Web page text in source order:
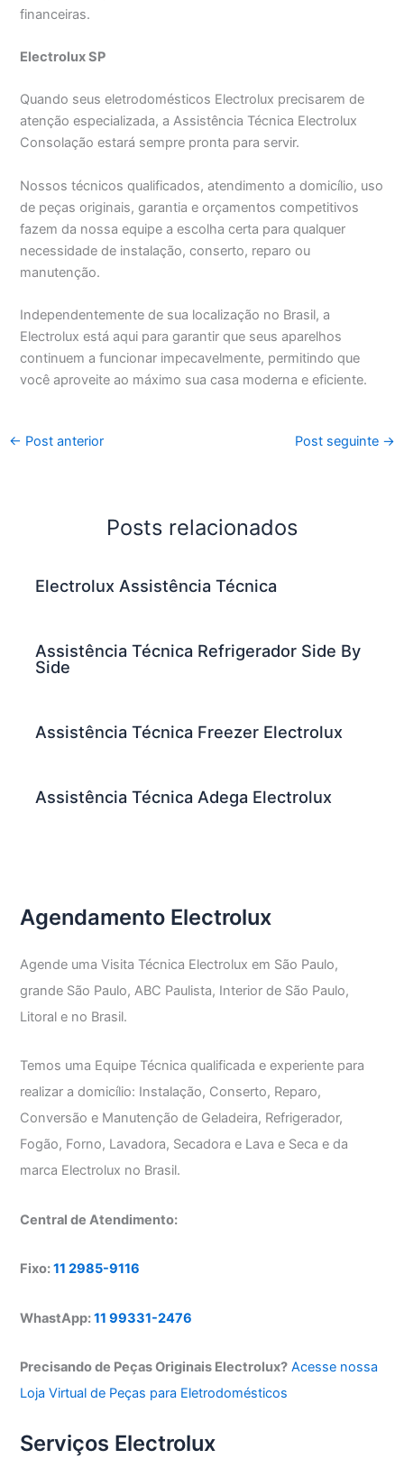
financeiras.
Electrolux SP
Quando seus eletrodomésticos Electrolux precisarem de
atenção especializada, a Assistência Técnica Electrolux
Consolação estará sempre pronta para servir.
Nossos técnicos qualificados, atendimento a domicílio, uso
de peças originais, garantia e orçamentos competitivos
fazem da nossa equipe a escolha certa para qualquer
necessidade de instalação, conserto, reparo ou
manutenção.
Independentemente de sua localização no Brasil, a
Electrolux está aqui para garantir que seus aparelhos
continuem a funcionar impecavelmente, permitindo que
você aproveite ao máximo sua casa moderna e eficiente.
← Post anterior Post seguinte →
Posts relacionados
Electrolux Assistência Técnica
Assistência Técnica Refrigerador Side By
Side
Assistência Técnica Freezer Electrolux
Assistência Técnica Adega Electrolux
Agendamento Electrolux
Agende uma Visita Técnica Electrolux em São Paulo,
grande São Paulo, ABC Paulista, Interior de São Paulo,
Litoral e no Brasil.
Temos uma Equipe Técnica qualificada e experiente para
realizar a domicílio: Instalação, Conserto, Reparo,
Conversão e Manutenção de Geladeira, Refrigerador,
Fogão, Forno, Lavadora, Secadora e Lava e Seca e da
marca Electrolux no Brasil.
Central de Atendimento:
Fixo:11 2985-9116
WhastApp:11 99331-2476
Precisando de Peças Originais Electrolux? Acesse nossa
Loja Virtual de Peças para Eletrodomésticos
Serviços Electrolux